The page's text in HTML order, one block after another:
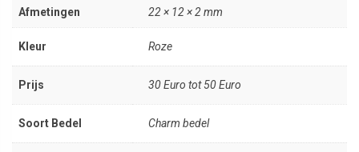
Afmetingen 22 × 12 × 2 mm
Kleur Roze
Prijs 30 Euro tot 50 Euro
Soort Bedel Charm bedel